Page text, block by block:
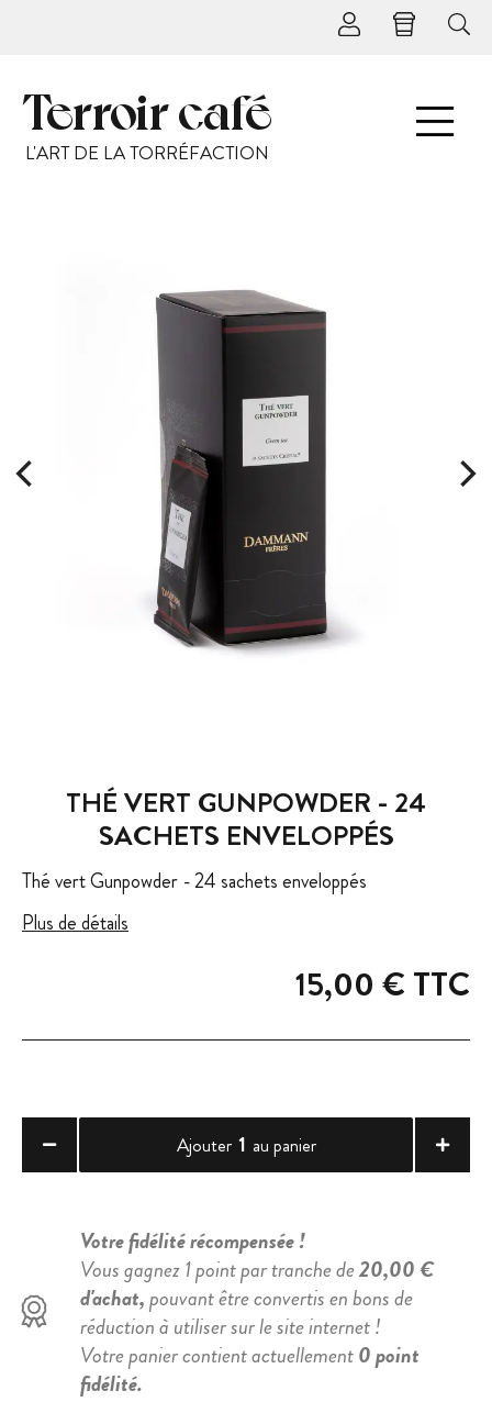
Terroir café
L'ART DE LA TORRÉFACTION
THÉ VERT GUNPOWDER - 24
SACHETS ENVELOPPÉS
Thé vert Gunpowder - 24 sachets enveloppés
Plus de détails
15,00 € TTC
Ajouter 1 au panier
Votre fidélité récompensée !
Vous gagnez 1 point par tranche de20,00 €
d'achat,pouvant être convertis en bons de
réduction à utiliser sur le site internet !
Votre panier contient actuellement0 point
fidélité.